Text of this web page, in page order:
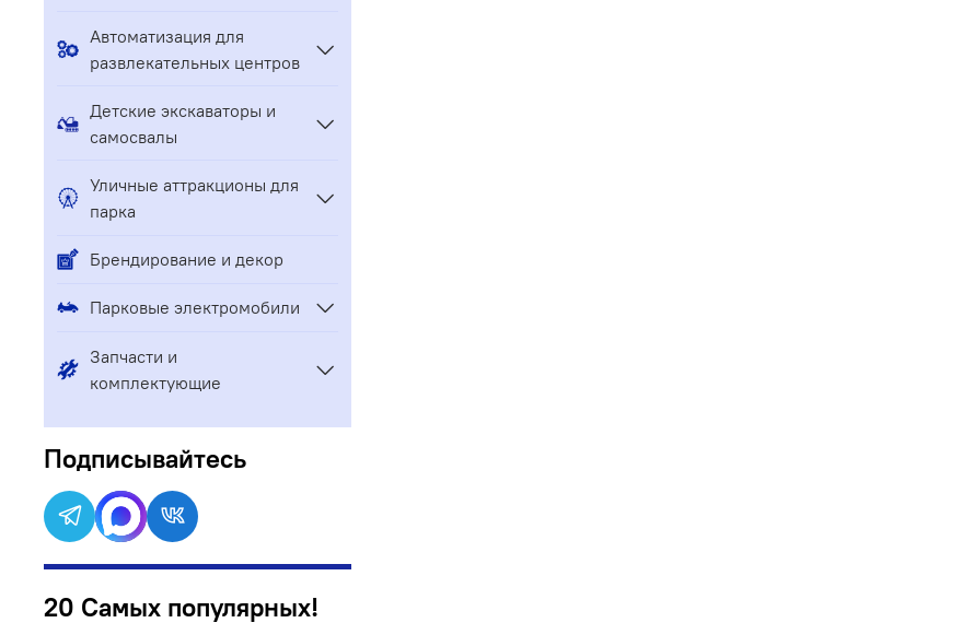
Автоматизация для
развлекательных центров
Детские экскаваторы и
самосвалы
Уличные аттракционы для
парка
Брендирование и декор
Парковые электромобили
Запчасти и
комплектующие
Подписывайтесь
20 Самых популярных!